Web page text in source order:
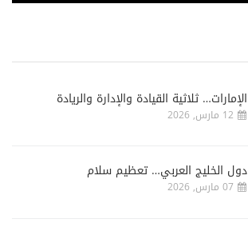
الإمارات… ثلاثية القيادة والإدارة والريادة
12 مارس, 2026
دول الخليج العربي… تعظيم سلام
07 مارس, 2026